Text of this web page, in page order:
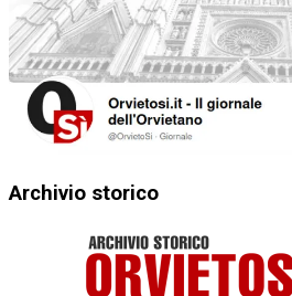
Archivio storico